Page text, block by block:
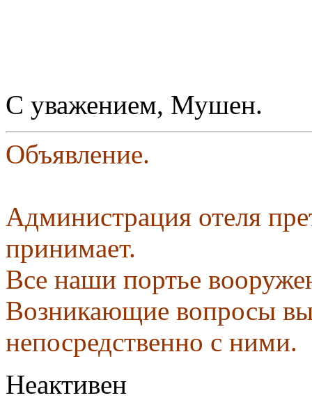
С уважением, Мушен.
Объявление.
Администрация отеля
принимает.
Все наши портье
Возникающие вопросы
непосредственно с ними.
Неактивен